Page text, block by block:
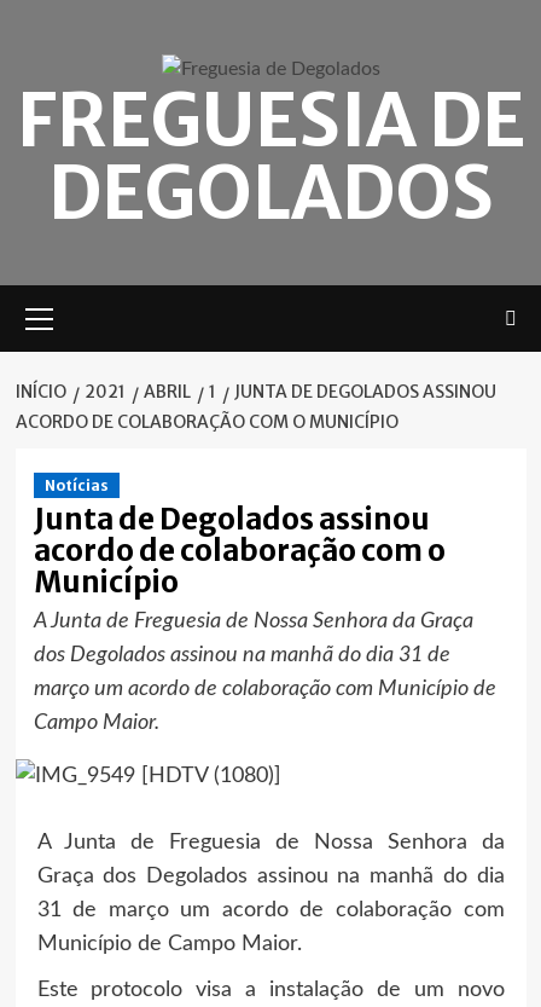
FREGUESIA DE
DEGOLADOS
principal
INÍCIO 2021 ABRIL 1
JUNTA DE DEGOLADOS ASSINOU
ACORDO DE COLABORAÇÃO COM O MUNICÍPIO
Notícias
Junta de Degolados assinou
acordo de colaboração com o
Município
A Junta de Freguesia de Nossa Senhora da Graça
dos Degolados assinou na manhã do dia 31 de
março um acordo de colaboração com Município de
Campo Maior.
A Junta de Freguesia de Nossa Senhora da
Graça dos Degolados assinou na manhã do dia
31 de março um acordo de colaboração com
Município de Campo Maior.
Este protocolo visa a instalação de um novo